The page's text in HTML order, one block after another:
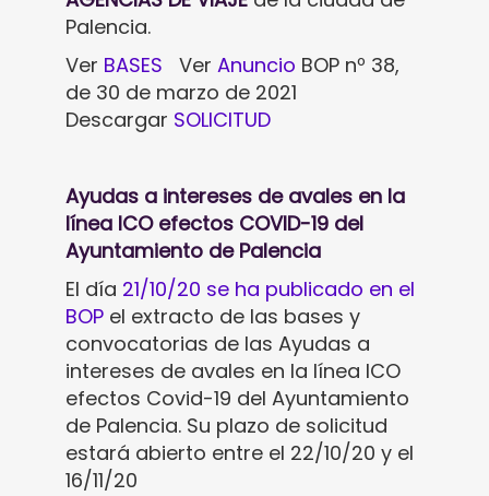
Palencia.
Ver BASES Ver Anuncio BOP nº 38,
de 30 de marzo de 2021
Descargar SOLICITUD
Ayudas a intereses de avales en la
línea ICO efectos COVID-19 del
Ayuntamiento de Palencia
El día 21/10/20 se ha publicado en el
BOP el extracto de las bases y
convocatorias de las Ayudas a
intereses de avales en la línea ICO
efectos Covid-19 del Ayuntamiento
de Palencia. Su plazo de solicitud
estará abierto entre el 22/10/20 y el
16/11/20